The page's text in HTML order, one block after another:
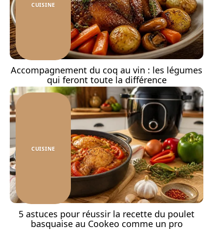
CUISINE
Accompagnement du coq au vin : les légumes
qui feront toute la différence
CUISINE
5 astuces pour réussir la recette du poulet
basquaise au Cookeo comme un pro